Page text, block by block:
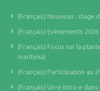
(Français) Nouveau : stage
(Français) Evènements 2026
(Français) Focus sur la
maritima)
(Français) Participation au
(Français) Un-e intru-e dans